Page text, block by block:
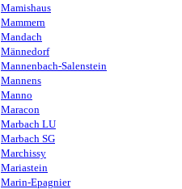
Mamishaus
Mammern
Mandach
Männedorf
Mannenbach-Salenstein
Mannens
Manno
Maracon
Marbach LU
Marbach SG
Marchissy
Mariastein
Marin-Epagnier